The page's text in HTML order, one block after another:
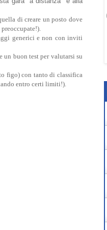
di creare un posto dove
generici e non con inviti
un buon test per valutarsi su
figo) con tanto di classifica
entro certi limiti!).